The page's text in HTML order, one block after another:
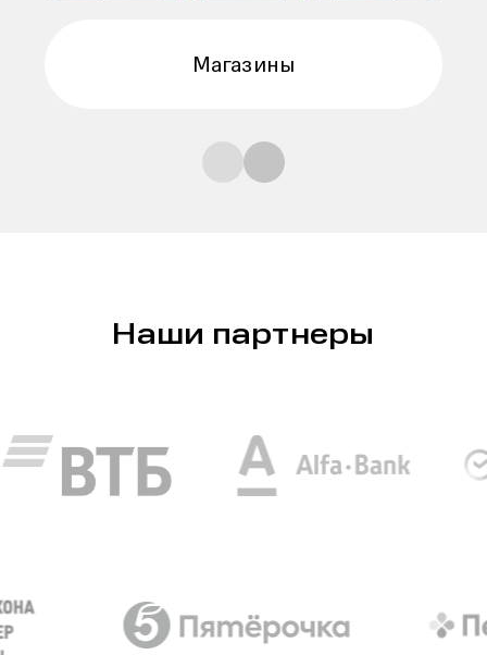
Премиальные магазины
Наши партнеры